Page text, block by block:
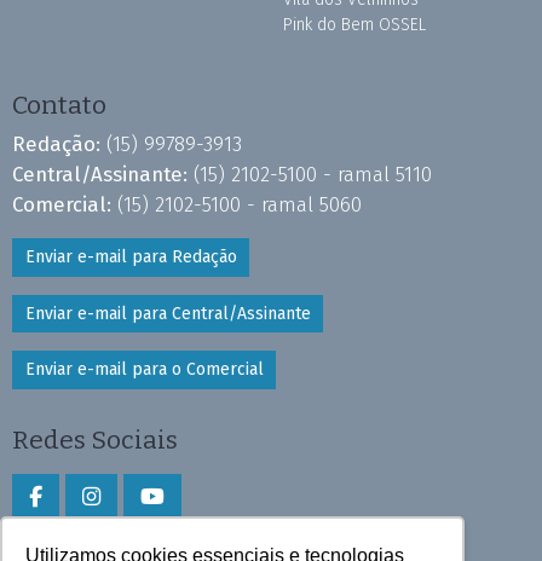
Utilizamos cookies essenciais e tecnologias
Pink do Bem OSSEL
Contato
Redação: (15) 99789-3913
Central/Assinante: (15) 2102-5100 - ramal 5110
Comercial: (15) 2102-5100 - ramal 5060
Enviar e-mail para Redação
Enviar e-mail para Central/Assinante
Enviar e-mail para o Comercial
Redes Sociais